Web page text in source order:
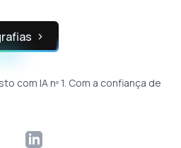
com IA nº 1. Com a confiança de
LinkedIn